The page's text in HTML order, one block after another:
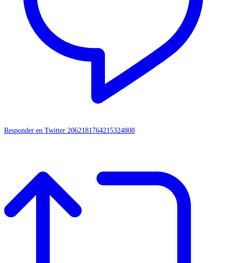
Responder en Twitter 2062181764215324808